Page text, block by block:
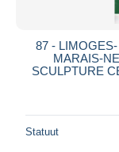
87 -
MARAIS-
SCULPTURE
Statuut